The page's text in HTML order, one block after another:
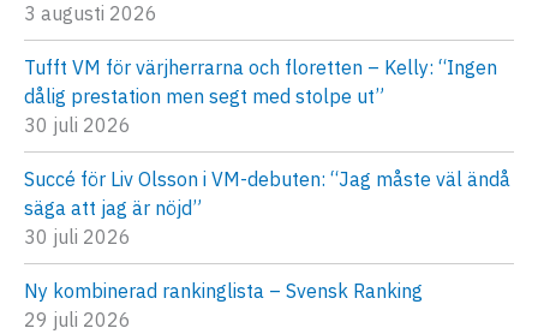
3 augusti 2026
Tufft VM för värjherrarna och floretten – Kelly: “Ingen
dålig prestation men segt med stolpe ut”
30 juli 2026
Succé för Liv Olsson i VM-debuten: “Jag måste väl ändå
säga att jag är nöjd”
30 juli 2026
Ny kombinerad rankinglista – Svensk Ranking
29 juli 2026